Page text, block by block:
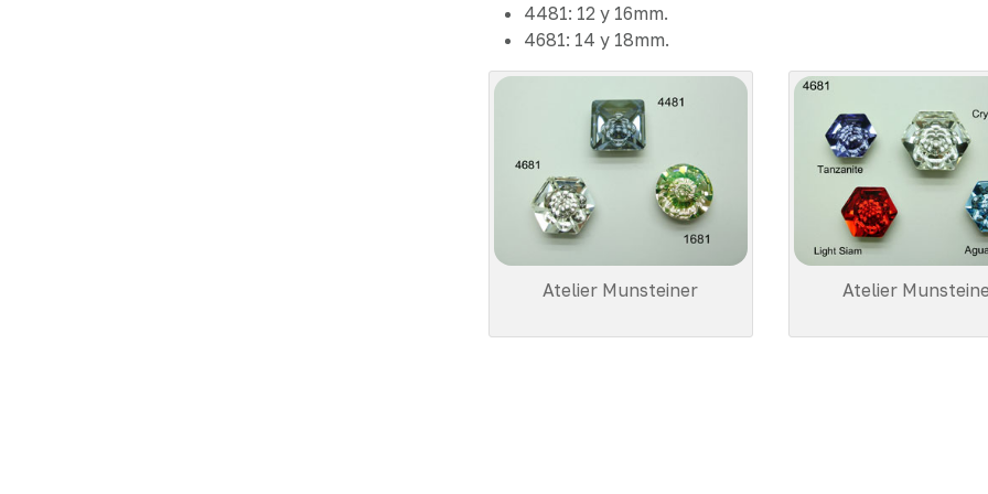
4481: 12 y 16mm.
4681: 14 y 18mm.
Atelier Munsteiner Atelier